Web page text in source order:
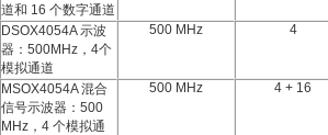
道和 16 个数字通道
DSOX4054A 示波
器：500MHz，4个
模拟通道
500 MHz 4
MSOX4054A 混合
信号示波器：500
MHz，4 个模拟通
500 MHz 4 + 16